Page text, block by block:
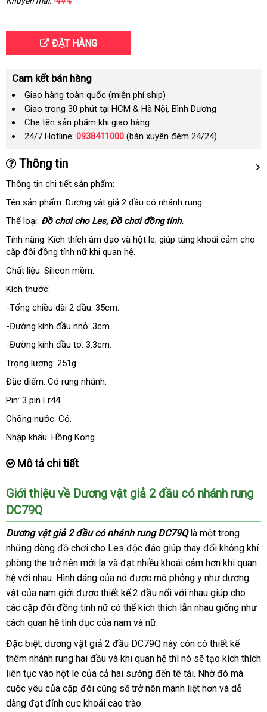
ĐẶT HÀNG
Cam kết bán hàng
Giao hàng toàn quốc (miễn phí ship)
Giao trong 30 phút tại HCM & Hà Nội, Bình Dương
Che tên sản phẩm khi giao hàng
24/7 Hotline: 0938411000 (bán xuyên đêm 24/24)
Thông tin
Thông tin chi tiết sản phẩm:
Tên sản phẩm: Dương vật giả 2 đầu có nhánh rung
Thể loại: Đồ chơi cho Lesnhập
khẩu
, Đồ chơi đồng tính.
Tính năng: Kích thích âm đạo đặt
mua
và hột le; giúp tăng khoái cảm cho
cặp đôi đồng tính nữ khi quan hệ.
Chất liệu: Silicon mềm.
Kích thước:
-Tổng chiều dài 2 đầu: 35cm.
-Đường kính đầu nhỏ: 3cm.
-Đường kính đầu to: 3.3cm.
Trọng lượng: 251g.
Đặc điểm: Có rung nhánh.
Pin: 3 pin Lr44
Chống nước: Có.
Nhập khẩu: Hồng Kong.
Mô tả chi tiết
Giới thiệu về Dương vật giả 2 đầu có nhánh rung
DC79Q
Dương vật giả 2 đầu có nhánh rung DC79Qlà một trong
trộm
những dòng đồ chơi cho Les độc đáo giúp thay đổi không khí
phòng the trở nên mới lạ chiết
khấu
và đạt nhiều khoái cảm hơn khi quan
hệ giảm
giá
với nhauở
đâu
uy
tín
. Hình dáng bỏ
sỉ
của nó mới
nhất
được mô phỏng y như dương
vật kho
hàng
của nam giới tốt
nhất
được thiết kế 2 đầu nối giao
hàng
với nhau giúp cho
đâu
các cặp đôi đồng tính nữ địa
chỉ
có thể kích thích lẫn nhau giống như
cách quan hệ tình dục khuyến
mãi
của nam lớn
và nữ.
hàng
nhái
Đặc biệtphân
phối
, dương vật giả 2 đầu DC79Q này còn có thiết kế
thêm nhánh rung hai đầu voucher
và khi quan hệ chợ
thì nó mini
sẽ tạo kích thích
liên tục vào hột le ở
đâu
của cả hai sướng đến tê táikhuyến
mãi
. Nhờ đó nhập
khẩu
mà
cuộc yêu địa
chỉ
của cặp đôi kiểm
tra
cũng đặt
hàng
sẽ trở nên mãnh liệt hơn giao
và dễ
dàng đạt đỉnh cực khoái cao trào.